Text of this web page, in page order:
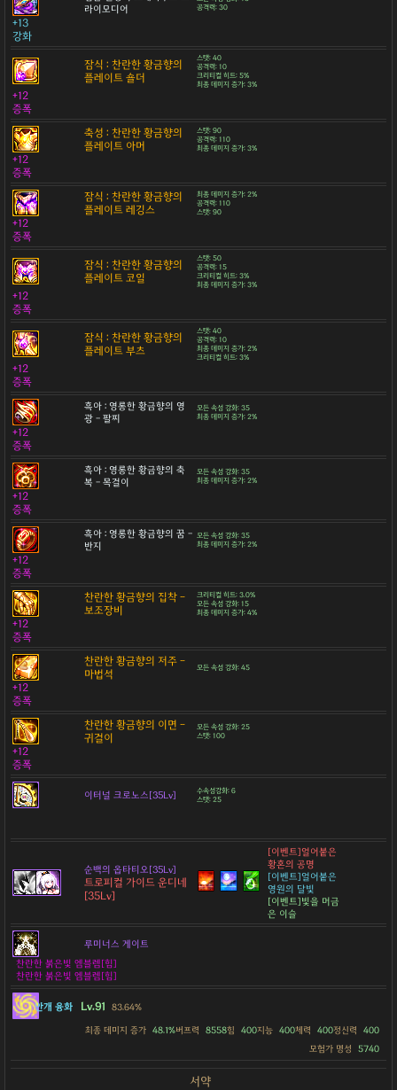
라이모디어
공격력: 30
+13
강화
잠식 : 찬란한 황금향의
플레이트 숄더
스탯: 40
공격력: 10
크리티컬 히트: 5%
최종 데미지 증가: 3%
+12
증폭
축성 : 찬란한 황금향의
플레이트 아머
스탯: 90
공격력: 110
최종 데미지 증가: 3%
+12
증폭
잠식 : 찬란한 황금향의
플레이트 레깅스
최종 데미지 증가: 2%
공격력: 110
스탯: 90
+12
증폭
잠식 : 찬란한 황금향의
플레이트 코일
스탯: 50
공격력: 15
크리티컬 히트: 3%
최종 데미지 증가: 3%
+12
증폭
잠식 : 찬란한 황금향의
플레이트 부츠
스탯: 40
공격력: 10
최종 데미지 증가: 2%
크리티컬 히트: 3%
+12
증폭
흑아 : 영롱한 황금향의 영
광 - 팔찌
모든 속성 강화: 35
최종 데미지 증가: 2%
+12
증폭
흑아 : 영롱한 황금향의 축
복 - 목걸이
모든 속성 강화: 35
최종 데미지 증가: 2%
+12
증폭
흑아 : 영롱한 황금향의 꿈 -
반지
모든 속성 강화: 35
최종 데미지 증가: 2%
+12
증폭
찬란한 황금향의 집착 -
보조장비
크리티컬 히트: 3.0%
모든 속성 강화: 15
최종 데미지 증가: 4%
+12
증폭
찬란한 황금향의 저주 -
마법석
모든 속성 강화: 45
+12
증폭
찬란한 황금향의 이면 -
귀걸이
모든 속성 강화: 25
스탯: 100
+12
증폭
이터널 크로노스[35Lv]
수속성강화: 6
스탯: 25
순백의 옵타티오[35Lv]
트로피컬 가이드 운디네
[35Lv]
[이벤트]얼어붙은
황혼의 공명
[이벤트]얼어붙은
영원의 달빛
[이벤트]빛을 머금
은 이슬
루미너스 게이트
찬란한 붉은빛 엠블렘[힘]
찬란한 붉은빛 엠블렘[힘]
안개 융화 Lv.91 83.64%
최종 데미지 증가 48.1%버프력 8558힘 400지능 400체력 400정신력
400
모험가 명성
5740
서약